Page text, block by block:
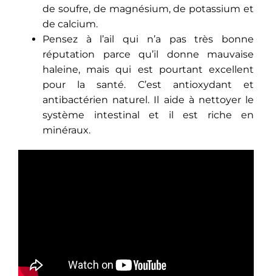
de soufre, de magnésium, de potassium et
de calcium.
Pensez à l’ail qui n’a pas très bonne
réputation parce qu’il donne mauvaise
haleine, mais qui est pourtant excellent
pour la santé. C’est antioxydant et
antibactérien naturel. Il aide à nettoyer le
système intestinal et il est riche en
minéraux.